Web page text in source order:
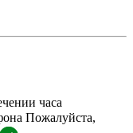
часа
Пожалуйста,